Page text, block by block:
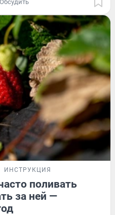
Обсудить
ИНСТРУКЦИЯ
поливать
за ней —